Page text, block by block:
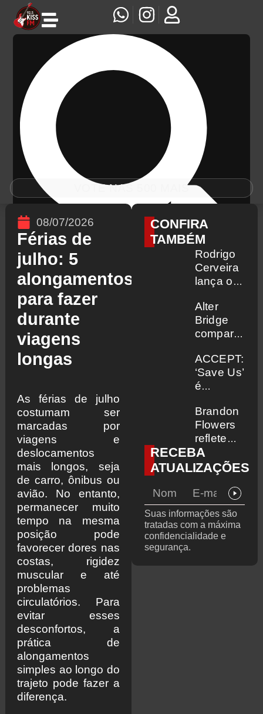
VOTE NAS 500 MAIS
08/07/2026
Férias de
julho: 5
alongamentos
para fazer
durante
viagens
longas
As férias de julho
costumam ser
marcadas por
viagens e
deslocamentos
mais longos, seja
de carro, ônibus ou
avião. No entanto,
permanecer muito
tempo na mesma
posição pode
favorecer dores nas
costas, rigidez
muscular e até
problemas
circulatórios. Para
evitar esses
desconfortos, a
prática de
alongamentos
simples ao longo do
trajeto pode fazer a
diferença.
CONFIRA
TAMBÉM
Rodrigo
Cerveira
lança o
“The
Searcher”
Alter
Bridge
compartilha
vivo de
“Fortress”
gravada
am Ring
2026
ACCEPT:
‘Save Us’
é
com
membros
do
GHOST
e KORN
Brandon
Flowers
reflete
sobre o
futuro e
levanta
possibilidade
de deixar
os
palcos
RECEBA
ATUALIZAÇÕES
Suas informações são
tratadas com a máxima
confidencialidade e
segurança.